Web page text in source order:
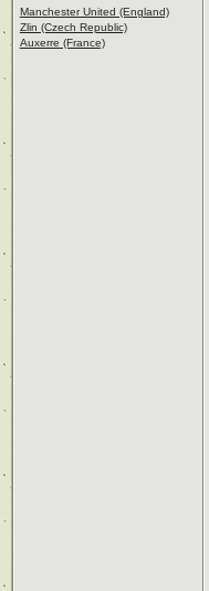
Manchester United (England)
Zlin (Czech Republic)
Auxerre (France)